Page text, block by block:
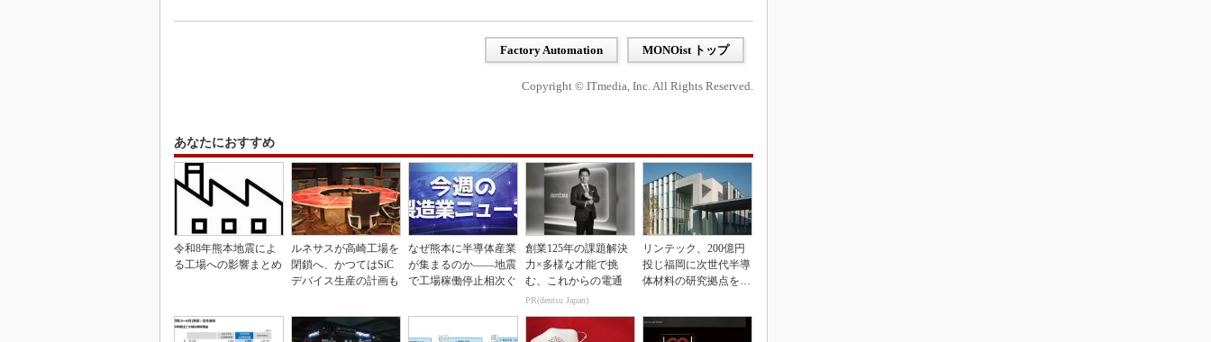
Factory Automation MONOist トップ
Copyright © ITmedia, Inc. All Rights Reserved.
あなたにおすすめ
令和8年熊本地震によ
る工場への影響まとめ
ルネサスが高崎工場を
閉鎖へ、かつてはSiC
デバイス生産の計画も
なぜ熊本に半導体産業
が集まるのか――地震
で工場稼働停止相次ぐ
創業125年の課題解決
力×多様な才能で挑
む、これからの電通
PR(dentsu Japan)
リンテック、200億円
投じ福岡に次世代半導
体材料の研究拠点を開